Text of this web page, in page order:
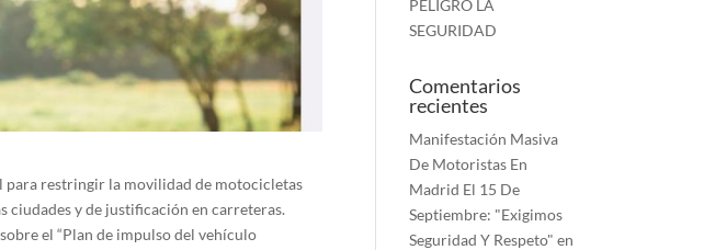
para restringir la movilidad de motocicletas
ciudades y de justificación en carreteras.
el “Plan de impulso del vehículo
PELIGRO LA
SEGURIDAD
Comentarios
recientes
Manifestación Masiva
De Motoristas En
Madrid El 15 De
Septiembre: "Exigimos
Seguridad Y Respeto" en